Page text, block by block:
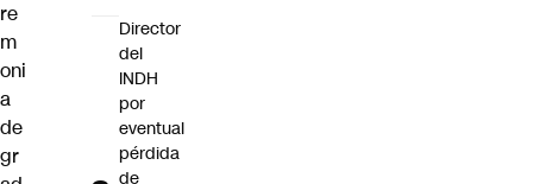
re
m
oni
a
de
gr
Director
del
INDH
por
eventual
pérdida
de